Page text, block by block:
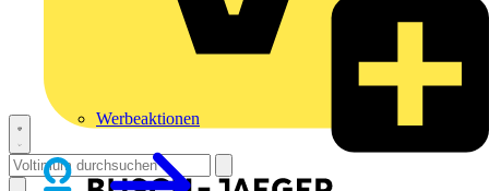
Werbeaktionen